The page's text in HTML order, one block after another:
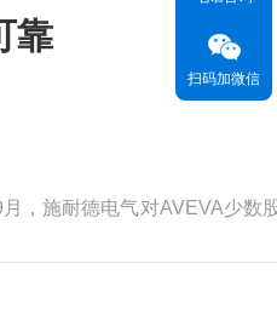
靠
，施耐德电气对AVEVA少数
扫码加微信